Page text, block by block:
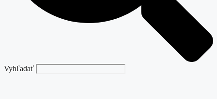
Vyhľadať